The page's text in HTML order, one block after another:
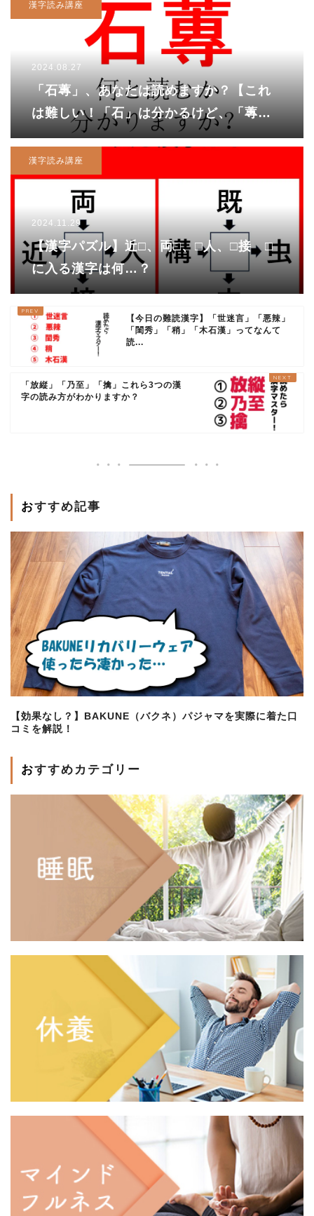
漢字読み講座
2024.08.27
「石蓴」、あなたは読めますか？【これ
は難しい！「石」は分かるけど、「蓴」
ってそもそも何？】
漢字読み講座
2024.11.29
【漢字パズル】近□、両□、□人、□接 □
に入る漢字は何…？
【今日の難読漢字】「世迷言」「悪辣」
「閨秀」「稍」「木石漢」ってなんて
読...
「放縦」「乃至」「擒」これら3つの漢
字の読み方がわかりますか？
おすすめ記事
【効果なし？】BAKUNE（バクネ）パジャマを実際に着た口
コミを解説！
おすすめカテゴリー